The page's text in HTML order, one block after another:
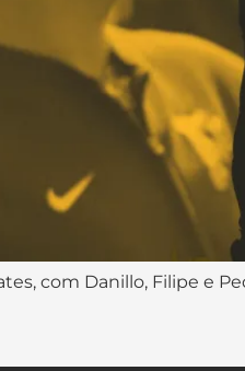
com Danillo, Filipe e